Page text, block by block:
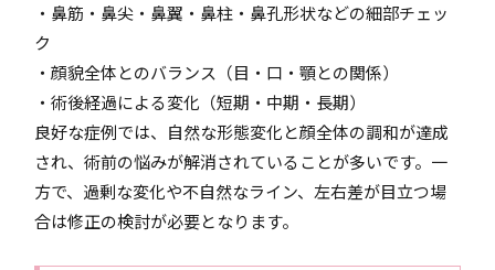
・鼻筋・鼻尖・鼻翼・鼻柱・鼻孔形状などの細部チェッ
ク
・顔貌全体とのバランス（目・口・顎との関係）
・術後経過による変化（短期・中期・長期）
良好な症例では、自然な形態変化と顔全体の調和が達成
され、術前の悩みが解消されていることが多いです。一
方で、過剰な変化や不自然なライン、左右差が目立つ場
合は修正の検討が必要となります。